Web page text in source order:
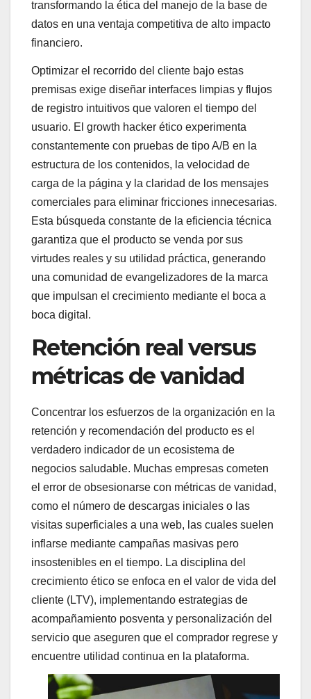
transformando la ética del manejo de la base de
datos en una ventaja competitiva de alto impacto
financiero.
Optimizar el recorrido del cliente bajo estas
premisas exige diseñar interfaces limpias y flujos
de registro intuitivos que valoren el tiempo del
usuario. El growth hacker ético experimenta
constantemente con pruebas de tipo A/B en la
estructura de los contenidos, la velocidad de
carga de la página y la claridad de los mensajes
comerciales para eliminar fricciones innecesarias.
Esta búsqueda constante de la eficiencia técnica
garantiza que el producto se venda por sus
virtudes reales y su utilidad práctica, generando
una comunidad de evangelizadores de la marca
que impulsan el crecimiento mediante el boca a
boca digital.
Retención real versus
métricas de vanidad
Concentrar los esfuerzos de la organización en la
retención y recomendación del producto es el
verdadero indicador de un ecosistema de
negocios saludable. Muchas empresas cometen
el error de obsesionarse con métricas de vanidad,
como el número de descargas iniciales o las
visitas superficiales a una web, las cuales suelen
inflarse mediante campañas masivas pero
insostenibles en el tiempo. La disciplina del
crecimiento ético se enfoca en el valor de vida del
cliente (LTV), implementando estrategias de
acompañamiento posventa y personalización del
servicio que aseguren que el comprador regrese y
encuentre utilidad continua en la plataforma.